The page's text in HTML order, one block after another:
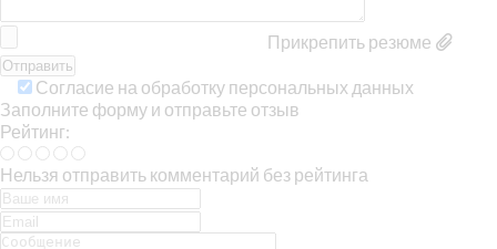
Прикрепить резюме
Согласие на обработку персональных данных
Заполните форму и отправьте отзыв
Рейтинг:
Нельзя отправить комментарий без рейтинга